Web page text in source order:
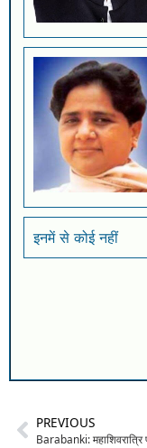
इनमें से कोई नहीं
PREVIOUS